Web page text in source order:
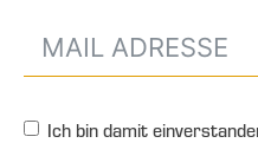
Ich bin damit